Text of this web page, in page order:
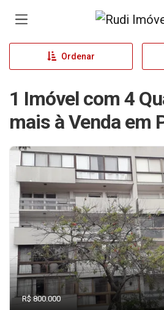
Página
Ordenar
1 Imóvel com 4
mais à Venda em
R$ 800.000